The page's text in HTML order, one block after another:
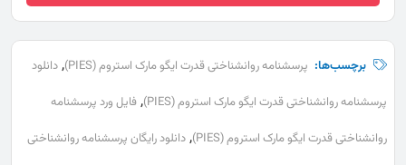
برچسب‌ها: پرسشنامه روانشناختی قدرت ایگو مارک استروم (PIES) , دانلود
پرسشنامه روانشناختی قدرت ایگو مارک استروم (PIES)
, فایل ورد پرسشنامه
روانشناختی قدرت ایگو مارک استروم (PIES)
, دانلود رایگان پرسشنامه روانشناختی